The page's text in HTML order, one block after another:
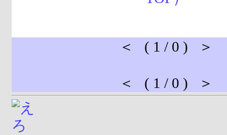
＜ ( 1 / 0 ) ＞
＜ ( 1 / 0 ) ＞